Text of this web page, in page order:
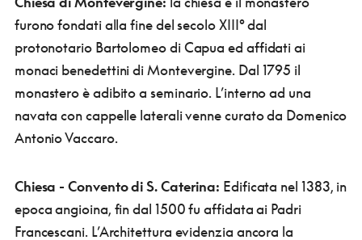
furono fondati alla fine del secolo XIII° dal
protonotario Bartolomeo di Capua ed affidati ai
monaci benedettini di Montevergine. Dal 1795 il
monastero è adibito a seminario. L’interno ad una
navata con cappelle laterali venne curato da Domenico
Antonio Vaccaro.
Chiesa - Convento di S. Caterina: Edificata nel 1383, in
epoca angioina, fin dal 1500 fu affidata ai Padri
Francescani. L’Architettura evidenzia ancora la